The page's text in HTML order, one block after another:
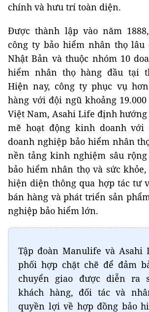
chính và hưu trí toàn diện.
Được thành lập vào năm
công ty bảo hiểm nhân thọ
Nhật Bản và thuộc nhóm 10
hiểm nhân thọ hàng đầu tại
Hiện nay, công ty phục vụ
hàng với đội ngũ khoảng
Việt Nam, Asahi Life định
mẽ hoạt động kinh doanh
doanh nghiệp bảo hiểm nhân
nền tảng kinh nghiệm sâu
bảo hiểm nhân thọ và sức
hiện diện thông qua hợp tác tư
bán hàng và phát triển sản
nghiệp bảo hiểm lớn.
Tập đoàn Manulife và Asahi
phối hợp chặt chẽ để đảm
chuyển giao được diễn ra
khách hàng, đối tác và
quyền lợi về hợp đồng bảo